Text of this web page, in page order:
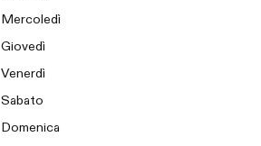
Mercoledì
Giovedì
Venerdì
Sabato
Domenica